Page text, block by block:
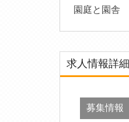
園庭と園舎
求人情報詳細
募集情報